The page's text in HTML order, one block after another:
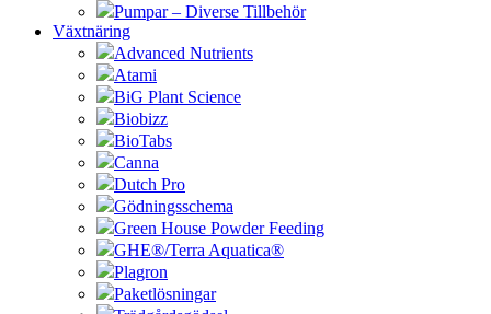
Pumpar – Diverse Tillbehör
Växtnäring
Advanced Nutrients
Atami
BiG Plant Science
Biobizz
BioTabs
Canna
Dutch Pro
Gödningsschema
Green House Powder Feeding
GHE®/Terra Aquatica®
Plagron
Paketlösningar